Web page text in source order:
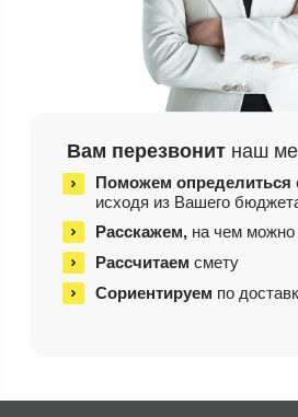
Вам перезвонит наш
Поможем определиться
исходя из Вашего
Расскажем, на чем можно
Рассчитаемсмету
Сориентируем по